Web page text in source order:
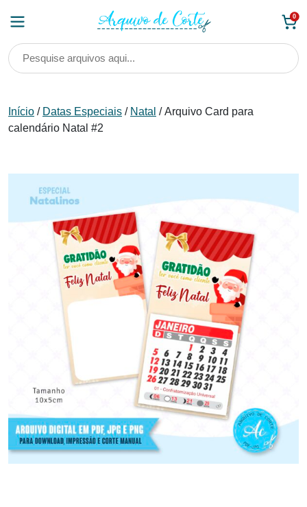
0
Início / Datas Especiais / Natal / Arquivo Card para
calendário Natal #2